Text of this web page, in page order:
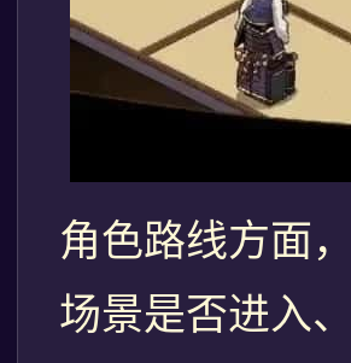
角色路线方面
场景是否进入